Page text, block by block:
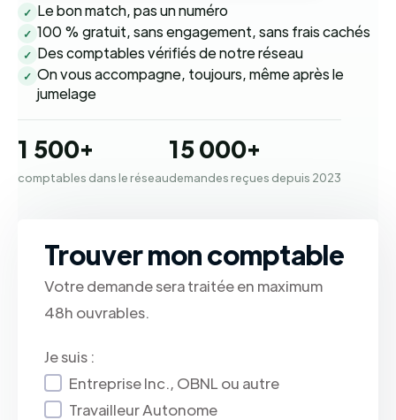
✓ Le bon match, pas un numéro
✓ 100 % gratuit, sans engagement, sans frais cachés
✓ Des comptables vérifiés de notre réseau
✓ On vous accompagne, toujours, même après le
jumelage
1 500+
comptables dans le réseau
15 000+
demandes reçues depuis 2023
Trouver mon comptable
Votre demande sera traitée en maximum
48h ouvrables.
Je suis :
Entreprise Inc., OBNL ou autre
Travailleur Autonome